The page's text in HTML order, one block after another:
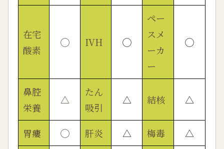
在宅
酸素
◯ IVH ◯
ペー
スメ
ーカ
ー
◯
鼻腔
栄養
△
たん
吸引
△ 結核 △
胃瘻 ◯ 肝炎 △ 梅毒 △